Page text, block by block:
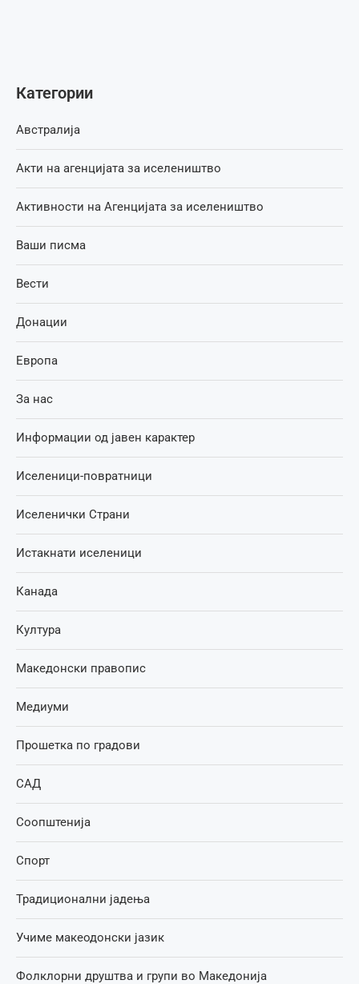
Категории
Австралија
Акти на агенцијата за иселеништво
Активности на Агенцијата за иселеништво
Ваши писма
Вести
Донации
Европа
За нас
Информации од јавен карактер
Иселеници-повратници
Иселенички Страни
Истакнати иселеници
Канада
Култура
Македонски правопис
Медиуми
Прошетка по градови
САД
Соопштенија
Спорт
Традиционални јадења
Учиме макеодонски јазик
Фолклорни друштва и групи во Македонија